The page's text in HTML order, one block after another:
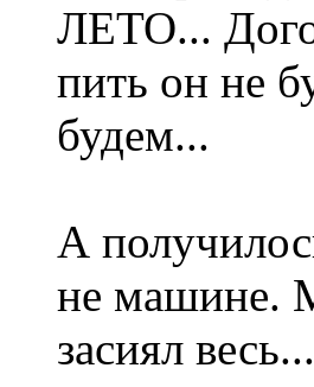
ЛЕТО...
пить он не
будем...
А
не машине.
засиял